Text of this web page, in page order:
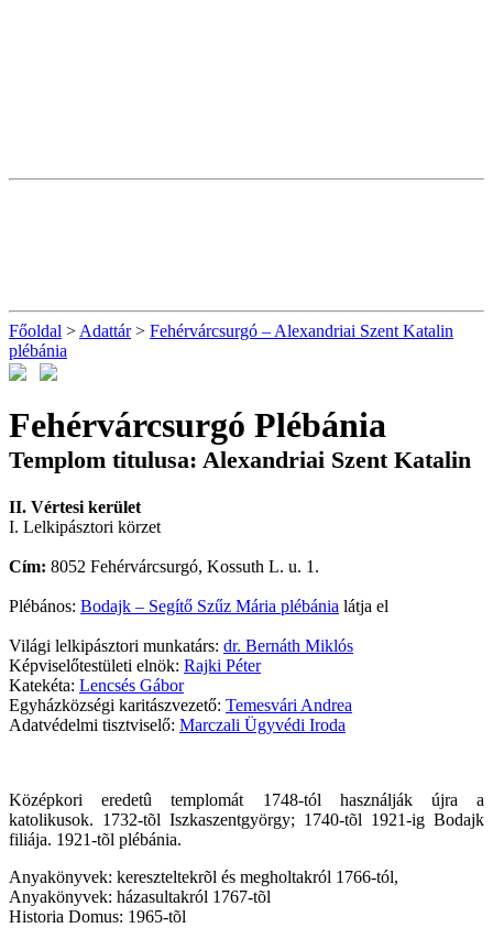
Főoldal > Adattár> Fehérvárcsurgó – Alexandriai Szent Katalin
plébánia
Fehérvárcsurgó Plébánia
Templom titulusa: Alexandriai Szent Katalin
II. Vértesi kerület
I. Lelkipásztori körzet
Cím: 8052 Fehérvárcsurgó, Kossuth L. u. 1.
Plébános: Bodajk – Segítő Szűz Mária plébánia látja el
Világi lelkipásztori munkatárs: dr. Bernáth Miklós
Képviselőtestületi elnök: Rajki Péter
Katekéta: Lencsés Gábor
Egyházközségi karitászvezető: Temesvári Andrea
Adatvédelmi tisztviselő: Marczali Ügyvédi Iroda
Középkori eredetû templomát 1748-tól használják újra a
katolikusok. 1732-tõl Iszkaszentgyörgy; 1740-tõl 1921-ig Bodajk
filiája. 1921-tõl plébánia.
Anyakönyvek: kereszteltekrõl és megholtakról 1766-tól,
Anyakönyvek: házasultakról 1767-tõl
Historia Domus: 1965-tõl